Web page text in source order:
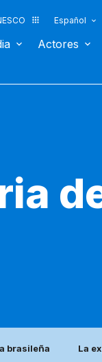
Español
Actores
brasileña La